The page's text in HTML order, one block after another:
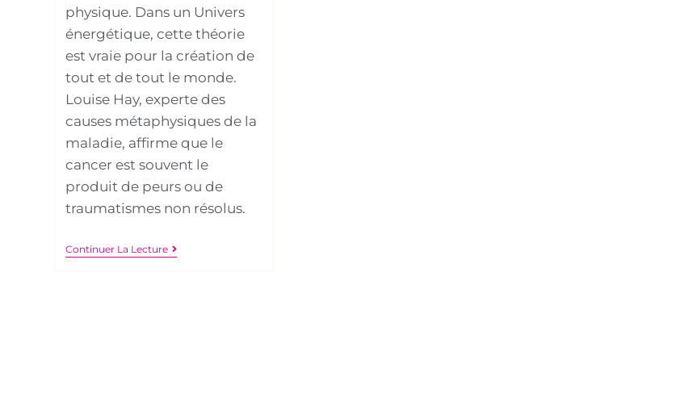
physique. Dans un Univers
énergétique, cette théorie
est vraie pour la création de
tout et de tout le monde.
Louise Hay, experte des
causes métaphysiques de la
maladie, affirme que le
cancer est souvent le
produit de peurs ou de
traumatismes non résolus.
Continuer La Lecture